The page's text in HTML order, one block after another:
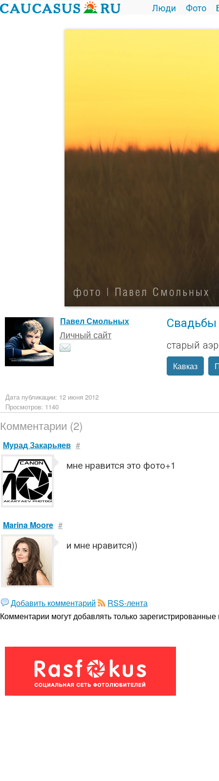
Люди Фото
Павел Смольных
Личный сайт
Свадьбы
старый
Кавказ
Дата публикации: 12 июня 2012
Просмотров: 1140
Комментарии (2)
Мурад Закарьяев #
мне нравится это фото+1
Marina Moore #
и мне нравится))
Добавить комментарий
RSS-лента
Комментарии могут добавлять толькозарегистрированные